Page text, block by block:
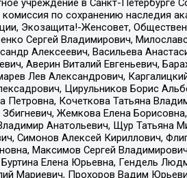
учреждение в Санкт-Петербурге
по сохранению наследия
Экозащита!-Женсовет,
Сергей Владимирович,
Алексеевич, Васильева
Аверин Виталий Евгеньевич,
Лев Александрович,
Цирульников Борис
Кочеткова Татьяна
Жемкова Елена
Анатольевич, Щур Татьяна
Симонов Алексей Кириллович,
Максимов Сергей
Елена Юрьевна, Гендель
Мариевич, Прохоров Вадим